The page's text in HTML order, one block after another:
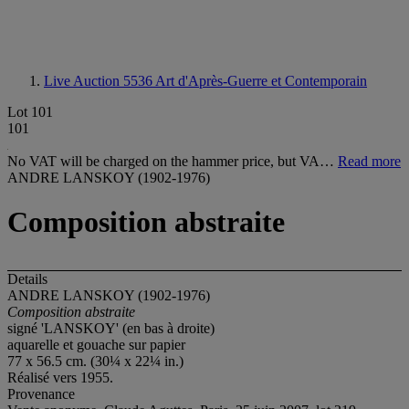
Live Auction 5536 Art d'Après-Guerre et Contemporain
Lot 101
101
No VAT will be charged on the hammer price, but VA… Read more
ANDRE LANSKOY (1902-1976)
Composition abstraite
Details
ANDRE LANSKOY (1902-1976)
Composition abstraite
signé 'LANSKOY' (en bas à droite)
aquarelle et gouache sur papier
77 x 56.5 cm. (30¼ x 22¼ in.)
Réalisé vers 1955.
Provenance